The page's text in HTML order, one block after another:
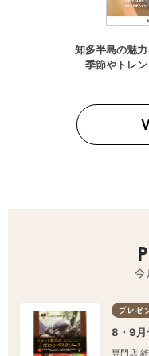
知多半島の魅力
季節やトレン
今
プレゼ
8・9月
専門店,